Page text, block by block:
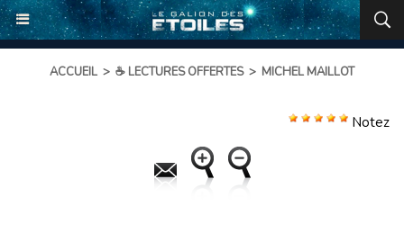
ACCUEIL > ☕ LECTURES OFFERTES > MICHEL MAILLOT
Notez